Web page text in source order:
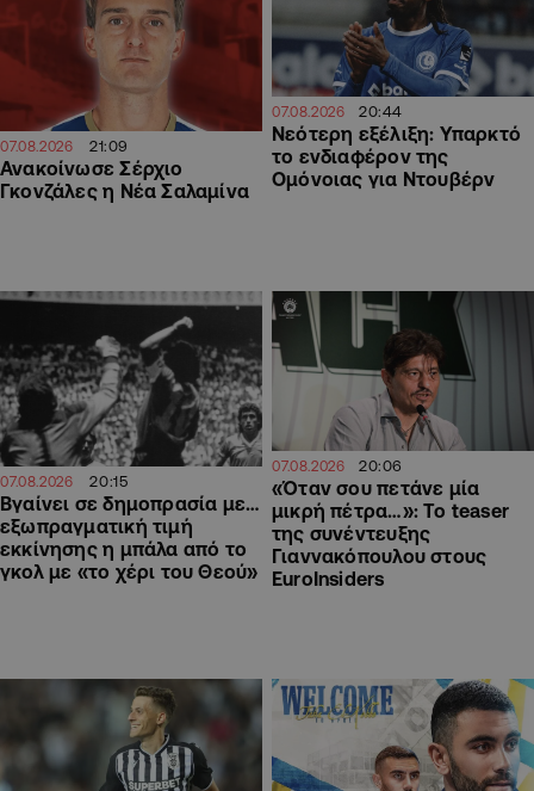
07.08.2026 21:09
Ανακοίνωσε Σέρχιο
Γκονζάλες η Νέα Σαλαμίνα
07.08.2026 20:44
Νεότερη εξέλιξη: Υπαρκτό
το ενδιαφέρον της
Ομόνοιας για Ντουβέρν
07.08.2026 20:15
Βγαίνει σε δημοπρασία με…
εξωπραγματική τιμή
εκκίνησης η μπάλα από το
γκολ με «το χέρι του Θεού»
07.08.2026 20:06
«Όταν σου πετάνε μία
μικρή πέτρα…»: Το teaser
της συνέντευξης
Γιαννακόπουλου στους
EuroInsiders